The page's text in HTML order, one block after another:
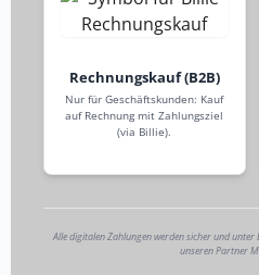
Rechnungskauf (B2B)
Nur für Geschäftskunden: Kauf
auf Rechnung mit Zahlungsziel
(via Billie).
Alle digitalen Zahlungen werden sicher und
unseren Partner